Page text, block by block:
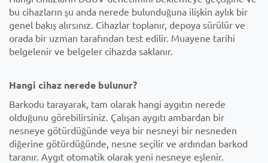
bu cihazların şu anda nerede bulunduğuna ilişkin aylık bir
genel bakış alırsınız. Cihazlar toplanır, depoya sürülür ve
orada bir uzman tarafından test edilir. Muayene tarihi
belgelenir ve belgeler cihazda saklanır.
Hangi cihaz nerede bulunur?
Barkodu tarayarak, tam olarak hangi aygıtın nerede
olduğunu görebilirsiniz. Çalışan aygıtı ambardan bir
nesneye götürdüğünde veya bir nesneyi bir nesneden
diğerine götürdüğünde, nesne seçilir ve ardından barkod
taranır. Aygıt otomatik olarak yeni nesneye eşlenir.